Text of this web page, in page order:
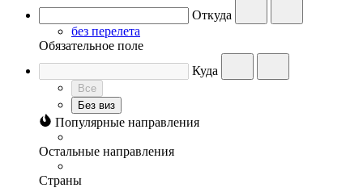
Откуда
без перелета
Обязательное поле
Куда
Все
Без виз
Популярные направления
Остальные направления
Страны